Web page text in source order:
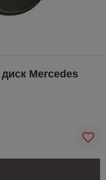
Mercedes